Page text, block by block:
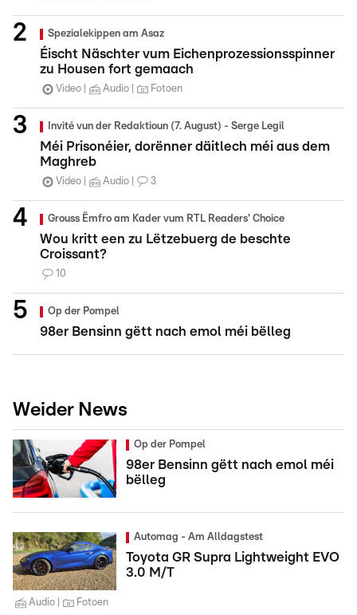
Spezialekippen am Asaz
Éischt Näschter vum Eichenprozessionsspinner
zu Housen fort gemaach
Video Audio Fotoen
Invité vun der Redaktioun (7. August) - Serge Legil
Méi Prisonéier, dorënner däitlech méi aus dem
Maghreb
Video Audio 3
Grouss Ëmfro am Kader vum RTL Readers' Choice
Wou kritt een zu Lëtzebuerg de beschte
Croissant?
10
Op der Pompel
98er Bensinn gëtt nach emol méi bëlleg
Weider News
Op der Pompel
98er Bensinn gëtt nach emol méi
bëlleg
Automag - Am Alldagstest
Toyota GR Supra Lightweight EVO
3.0 M/T
Audio Fotoen